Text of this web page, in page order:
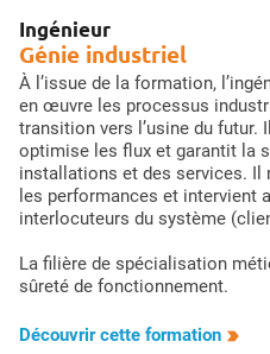
Ingénieur
Génie industriel
À l’issue de la formation,
en œuvre les processus
transition vers l’usine du futur.
optimise les flux et garantit la
installations et des services.
les performances et intervient
interlocuteurs du système
La filière de spécialisation
sûreté de fonctionnement.
Découvrir cette formation